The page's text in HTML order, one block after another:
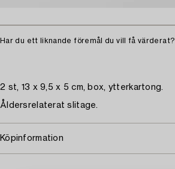
Har du ett liknande föremål du vill få värderat?
2 st, 13 x 9,5 x 5 cm, box, ytterkartong.
Åldersrelaterat slitage.
Köpinformation